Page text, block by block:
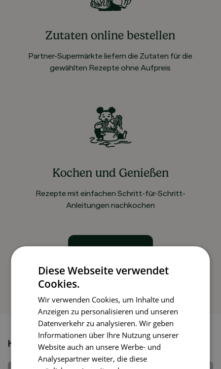
Zutaten online bestellen
Partner-Supermärkte liefern die Zutaten für die
gewählten Rezepte ohne Aufpreis
Kochen und Genießen
Rezepte mit einfachen Schritt-für-Schritt-
Anleitungen nachkochen
Könnte dir auch gefallen
Diese Webseite verwendet
Cookies.
Wir verwenden Cookies, um Inhalte und
Anzeigen zu personalisieren und unseren
Datenverkehr zu analysieren. Wir geben
Informationen über Ihre Nutzung unserer
Website auch an unsere Werbe- und
Analysepartner weiter, die diese